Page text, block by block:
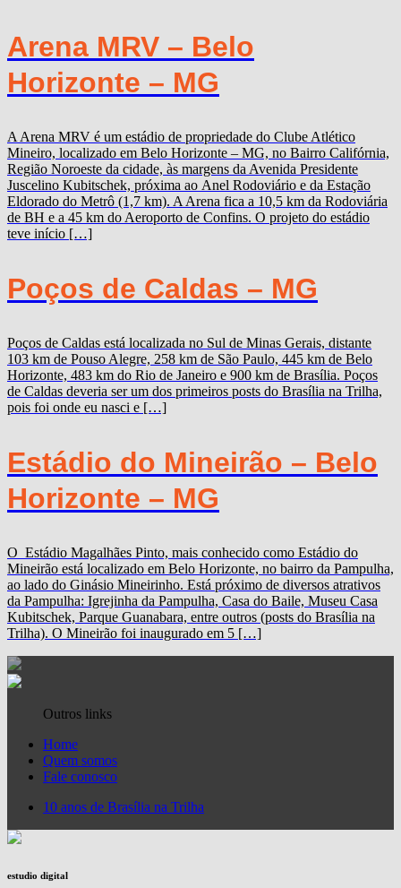
Arena MRV – Belo
Horizonte – MG
A Arena MRV é um estádio de propriedade do Clube Atlético
Mineiro, localizado em Belo Horizonte – MG, no Bairro Califórnia,
Região Noroeste da cidade, às margens da Avenida Presidente
Juscelino Kubitschek, próxima ao Anel Rodoviário e da Estação
Eldorado do Metrô (1,7 km). A Arena fica a 10,5 km da Rodoviária
de BH e a 45 km do Aeroporto de Confins. O projeto do estádio
teve início […]
Poços de Caldas – MG
Poços de Caldas está localizada no Sul de Minas Gerais, distante
103 km de Pouso Alegre, 258 km de São Paulo, 445 km de Belo
Horizonte, 483 km do Rio de Janeiro e 900 km de Brasília. Poços
de Caldas deveria ser um dos primeiros posts do Brasília na Trilha,
pois foi onde eu nasci e […]
Estádio do Mineirão – Belo
Horizonte – MG
O Estádio Magalhães Pinto, mais conhecido como Estádio do
Mineirão está localizado em Belo Horizonte, no bairro da Pampulha,
ao lado do Ginásio Mineirinho. Está próximo de diversos atrativos
da Pampulha: Igrejinha da Pampulha, Casa do Baile, Museu Casa
Kubitschek, Parque Guanabara, entre outros (posts do Brasília na
Trilha). O Mineirão foi inaugurado em 5 […]
Outros links
Home
Quem somos
Fale conosco
10 anos de Brasília na Trilha
estudio digital